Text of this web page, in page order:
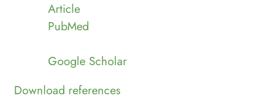
Article
PubMed
Google Scholar
Download references